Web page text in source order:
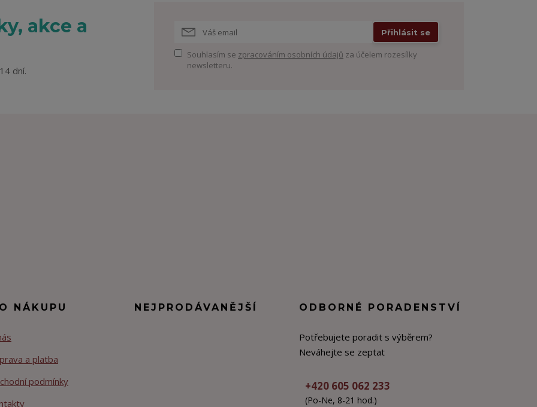
akce a
dní.
Přihlásit se
Souhlasím se zpracováním osobních údajů za účelem rozesílky
newsletteru.
NÁKUPU
a platba
podmínky
NEJPRODÁVANĚJŠÍ ODBORNÉ PORADENSTVÍ
Potřebujete poradit s výběrem?
Neváhejte se zeptat
+420 605 062 233
(Po-Ne, 8-21 hod.)